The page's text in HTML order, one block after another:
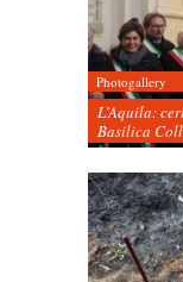
Photogallery
L’Aquila:
Basilica